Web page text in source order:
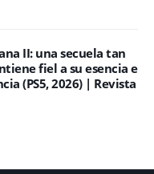
II: una secuela tan
fiel a su esencia e
(PS5, 2026) | Revista